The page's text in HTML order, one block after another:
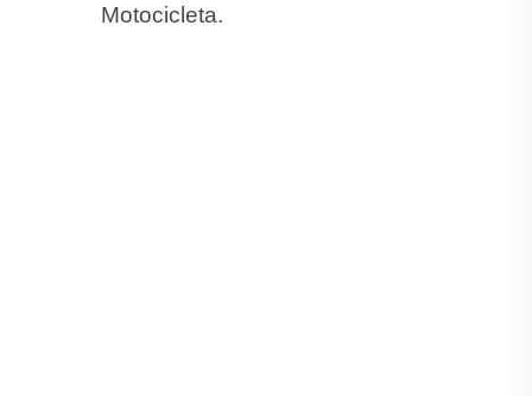
Motocicleta.